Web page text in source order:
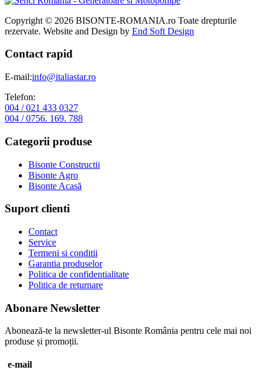
Copyright © 2026 BISONTE-ROMANIA.ro Toate drepturile
rezervate. Website and Design by End Soft Design
Contact rapid
E-mail:info@italiastar.ro
Telefon:
004 / 021 433 0327
004 / 0756. 169. 788
Categorii produse
Bisonte Constructii
Bisonte Agro
Bisonte Acasă
Suport clienti
Contact
Service
Termeni si conditii
Garantia produselor
Politica de confidentialitate
Politica de returnare
Abonare Newsletter
Abonează-te la newsletter-ul Bisonte România pentru cele mai noi
produse și promoții.
e-mail